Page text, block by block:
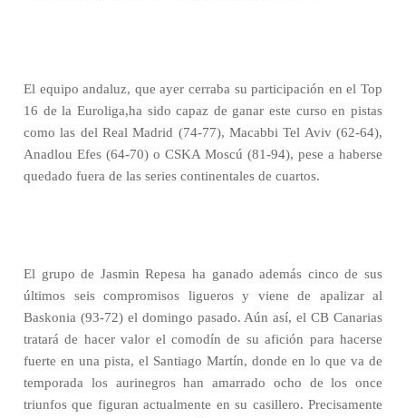
El equipo andaluz, que ayer cerraba su participación en el Top
16 de la Euroliga,ha sido capaz de ganar este curso en pistas
como las del Real Madrid (74-77), Macabbi Tel Aviv (62-64),
Anadlou Efes (64-70) o CSKA Moscú (81-94), pese a haberse
quedado fuera de las series continentales de cuartos.
El grupo de Jasmin Repesa ha ganado además cinco de sus
últimos seis compromisos ligueros y viene de apalizar al
Baskonia (93-72) el domingo pasado. Aún así, el CB Canarias
tratará de hacer valor el comodín de su afición para hacerse
fuerte en una pista, el Santiago Martín, donde en lo que va de
temporada los aurinegros han amarrado ocho de los once
triunfos que figuran actualmente en su casillero. Precisamente